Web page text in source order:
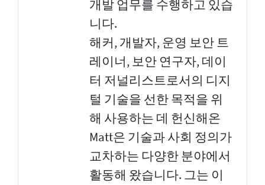
개발 업무를 수행하고 있습
니다.
해커, 개발자, 운영 보안 트
레이너, 보안 연구자, 데이
터 저널리스트로서의 디지
털 기술을 선한 목적을 위
해 사용하는 데 헌신해온
Matt은 기술과 사회 정의가
교차하는 다양한 분야에서
활동해 왔습니다. 그는 이